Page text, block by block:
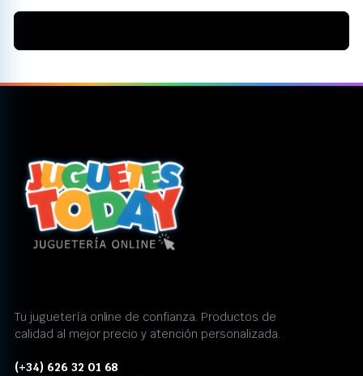
Tu juguetería online de confianza. Productos de
calidad al mejor precio y atención personalizada.
(+34) 626 32 01 68